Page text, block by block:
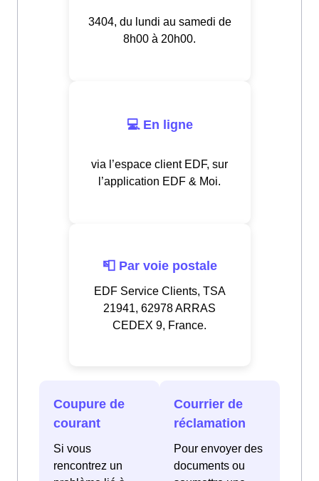
3404, du lundi au samedi de
8h00 à 20h00.
💻 En ligne
via l’espace client EDF, sur
l’application EDF & Moi.
📮 Par voie postale
EDF Service Clients, TSA
21941, 62978 ARRAS
CEDEX 9, France.
Coupure de
courant
Si vous
rencontrez un
Courrier de
réclamation
Pour envoyer des
documents ou